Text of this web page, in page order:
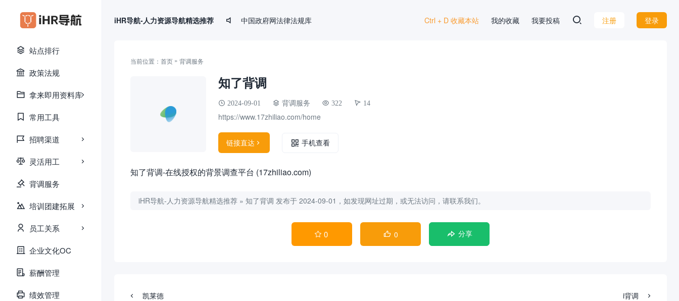
站点排行
政策法规
拿来即用资料库
常用工具
招聘渠道
灵活用工
背调服务
培训团建拓展
员工关系
企业文化OC
薪酬管理
绩效管理
iHR导航-人力资源导航精选推荐 
中国政府网法律法规库
国家统计局
登录
注册
我的收藏 我要投稿
Ctrl + D 收藏本站
当前位置： 首页 » 背调服务
知了背调
2024-09-01 背调服务 322 14
https://www.17zhiliao.com/home
链接直达  手机查看
知了背调-在线授权的背景调查平台 (17zhiliao.com)
iHR导航-人力资源导航精选推荐 » 知了背调 发布于 2024-09-01，如发现网址过期，或无法访问，请联系我们。
 0  0 分享
凯莱德 i背调